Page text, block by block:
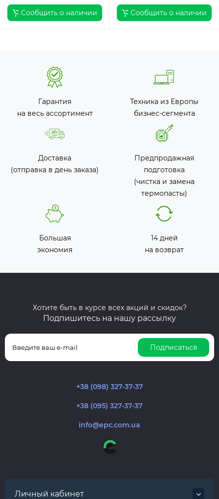
Сообщить о наличии Сообщить о наличии
Гарантия
на весь ассортимент
Техника из Европы
бизнес-сегмента
Доставка
(отправка в день заказа)
Предпродажная
подготовка
(чистка и замена
термопасты)
Большая
экономия
14 дней
на возврат
Хотите быть в курсе всех акций и скидок?
Подпишитесь на нашу рассылку
Подписаться
+38 (098) 327-37-37
+38 (095) 327-37-37
info@epc.com.ua
Личный кабинет